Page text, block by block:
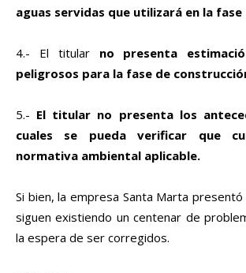
aguas servidas que utilizará en la
4.- El titular no presenta
peligrosos para la fase de
5.- El titular no presenta los
cuales se pueda verificar que
normativa ambiental aplicable.
Si bien, la empresa Santa Marta
siguen existiendo un centenar de
la espera de ser corregidos.